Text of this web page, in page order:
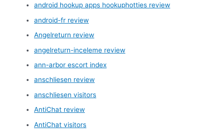
android hookup apps hookuphotties review
android-fr review
Angelreturn review
angelreturn-inceleme review
ann-arbor escort index
anschliesen review
anschliesen visitors
AntiChat review
AntiChat visitors